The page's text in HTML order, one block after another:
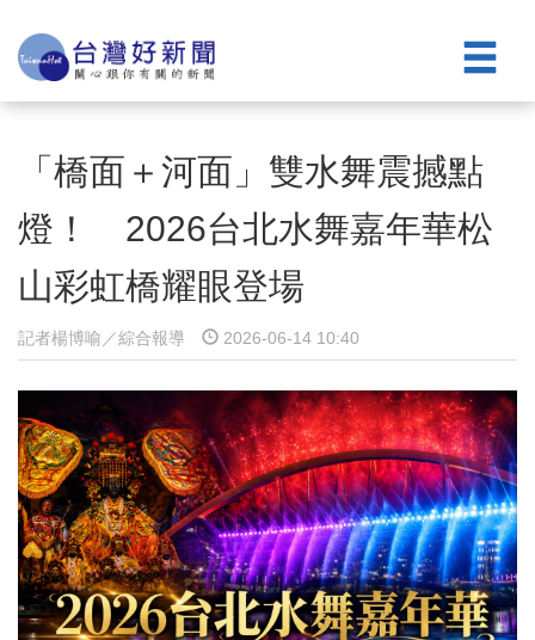
「橋面＋河面」雙水舞震撼點
燈！ 2026台北水舞嘉年華松
山彩虹橋耀眼登場
記者楊博喻／綜合報導 2026-06-14 10:40